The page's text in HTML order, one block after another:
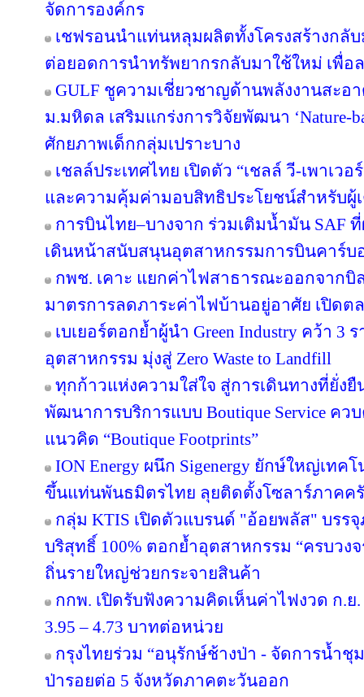
จัดการองค์กร
เชฟรอนนำแท่นหลุมผลิตทั้งโครงสร้างกลั
ต่อยอดการนำทรัพยากรกลับมาใช้ใหม่ เพื่อ
GULF ชูความเชี่ยวชาญด้านพลังงานสะอ
ม.มหิดล เสริมแกร่งการวิจัยพัฒนา ‘Nature-
ศักยภาพเด็กกลุ่มเปราะบาง
เชลล์ประเทศไทย เปิดตัว “เชลล์ วี-เพาเว
และความคุ้มค่ามอบสิทธิประโยชน์สำหรับผู้
การบินไทย–บางจาก ร่วมเติมน้ำมัน SAF
เดินหน้าสนับสนุนอุตสาหกรรมการบินคาร์บ
กพช. เคาะ แยกค่าไฟสาธารณะออกจาก
มาตรการลดภาระค่าไฟบ้านอยู่อาศัย เปิดต
เบเยอร์ตอกย้ำผู้นำ Green Industry คว้า 3
อุตสาหกรรม มุ่งสู่ Zero Waste to Landfill
ทุกก้าวแห่งความใส่ใจ สู่การเดินทางที่ยั่ง
พัฒนาการบริการแบบ Boutique Service ค
แนวคิด “Boutique Footprints”
ION Energy ผนึก Sigenergy ยักษ์ใหญ่เท
ขึ้นแท่นพันธมิตรไทย ลุยติดตั้งโซลาร์ภาคครั
กลุ่ม KTIS เปิดตัวแบรนด์ "อ้อยพลัส" บร
บริสุทธิ์ 100% ตอกย้ำอุตสาหกรรม “ครบวง
ถิ่นรายใหญ่ช่วยกระจายสินค้า
กกพ. เปิดรับฟังความคิดเห็นค่าไฟงวด ก.ย.
3.95 – 4.73 บาทต่อหน่วย
กรุงไทยร่วม “อนุรักษ์ช้างป่า - จัดการน้ำ
ป่ารอยต่อ 5 จังหวัดภาคตะวันออก